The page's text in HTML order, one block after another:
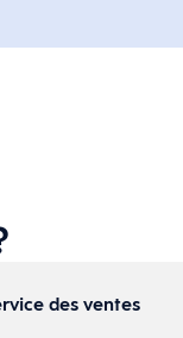
des ventes